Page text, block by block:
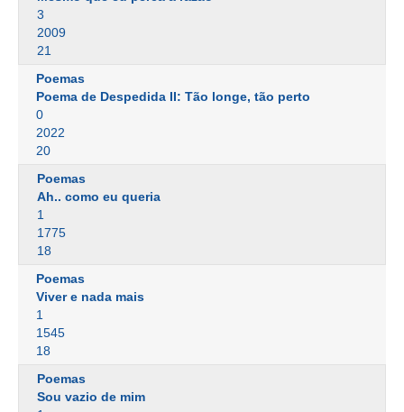
3
2009
21
Poemas
Poema de Despedida II: Tão longe, tão perto
0
2022
20
Poemas
Ah.. como eu queria
1
1775
18
Poemas
Viver e nada mais
1
1545
18
Poemas
Sou vazio de mim